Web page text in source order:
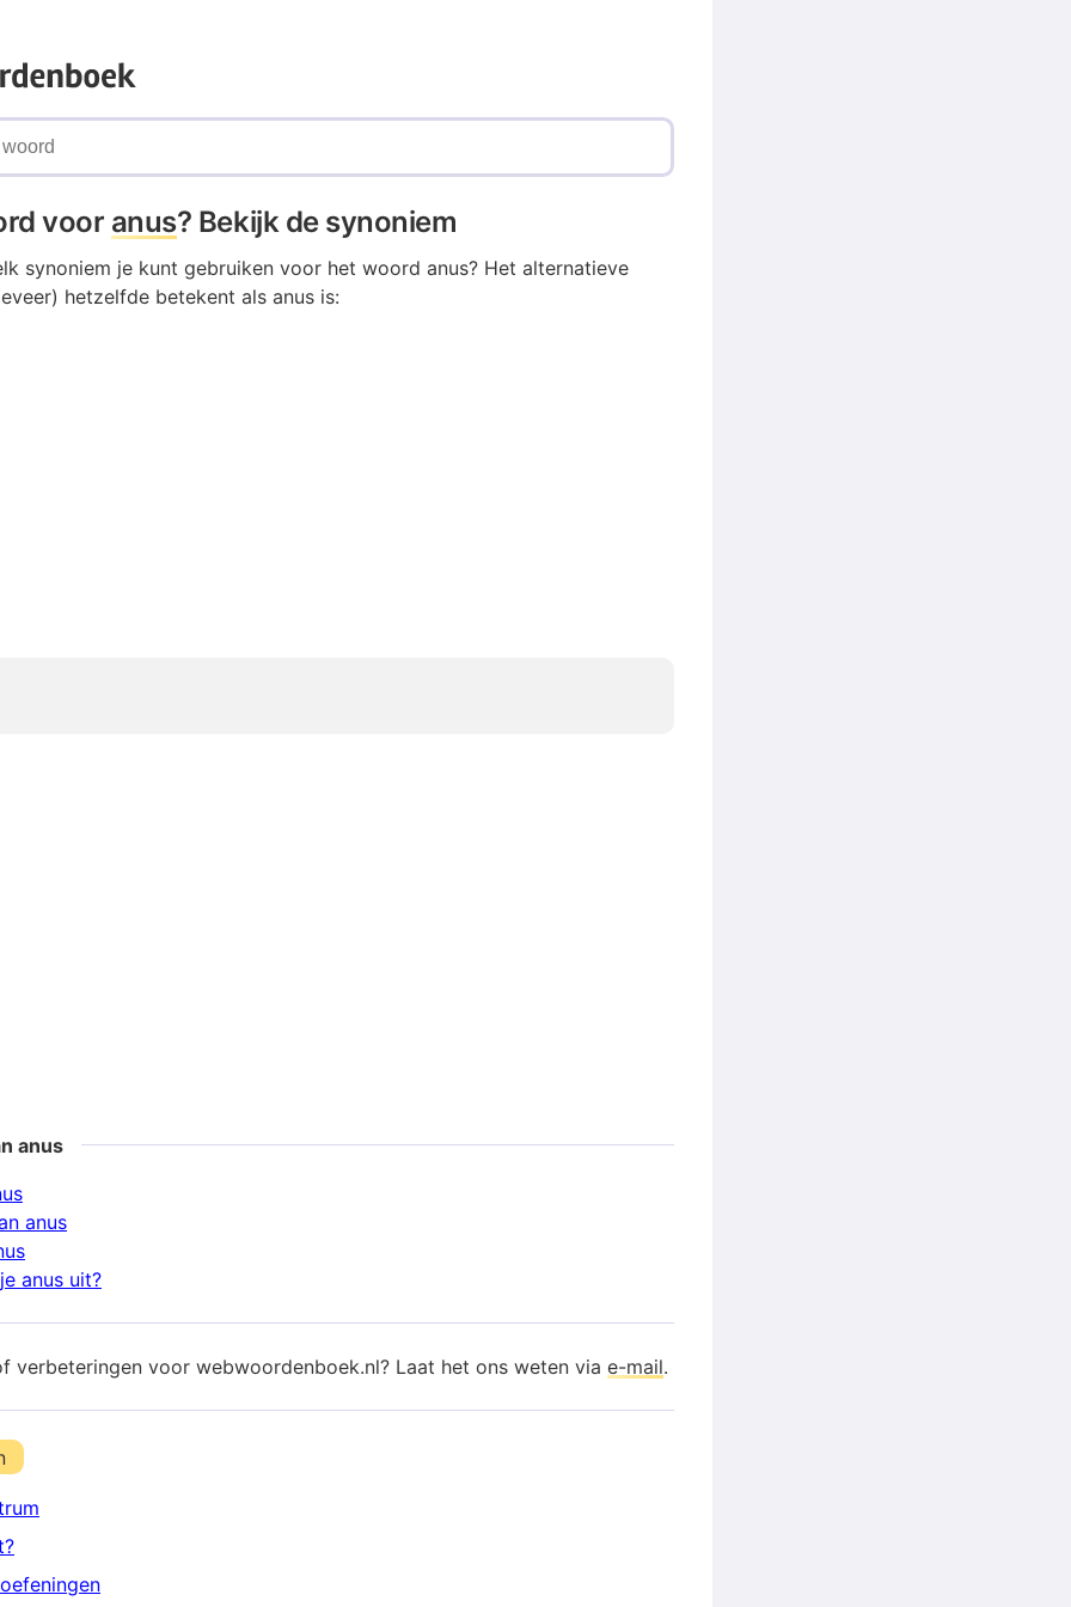
voor anus? Bekijk de synoniem
synoniem je kunt gebruiken voor het woord anus? Het alternatieve
hetzelfde betekent als anus is:
anus
anus
anus uit?
verbeteringen voor webwoordenboek.nl? Laat het ons weten via e-mail.